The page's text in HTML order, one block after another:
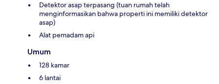
Detektor asap terpasang (tuan rumah telah
menginformasikan bahwa properti ini memiliki detektor
asap)
Alat pemadam api
Umum
128 kamar
6 lantai